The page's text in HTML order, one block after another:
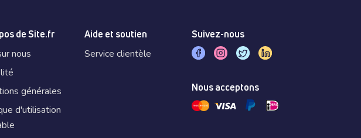
de Site.fr
nous
générales
d'utilisation
Aide et soutien
Service clientèle
Suivez-nous
Nous acceptons